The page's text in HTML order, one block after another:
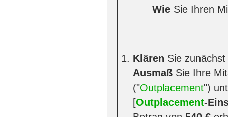
Wie Sie Ihren
Klären Sie
Ausmaß Sie Ihre
("Outplacement")
[Outplacement-